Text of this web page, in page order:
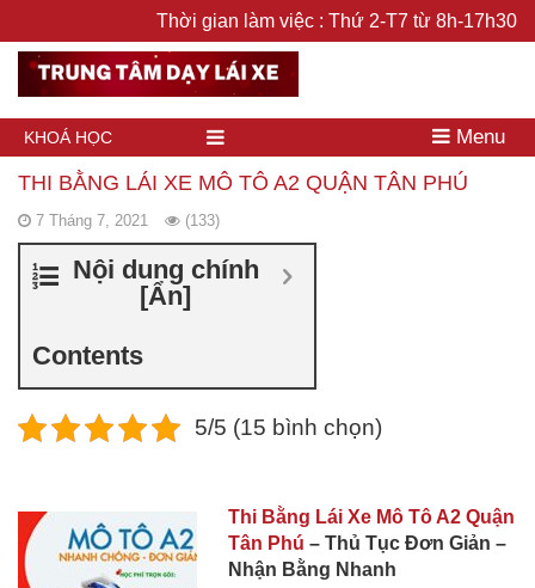
Thời gian làm việc : Thứ 2-T7 từ 8h-17h30
KHOÁ HỌC Menu
THI BẰNG LÁI XE MÔ TÔ A2 QUẬN TÂN PHÚ
7 Tháng 7, 2021 (133)
Nội dung chính
[Ẩn]
Contents
5/5 (15 bình chọn)
Thi Bằng Lái Xe Mô Tô A2 Quận
Tân Phú – Thủ Tục Đơn Giản –
Nhận Bằng Nhanh